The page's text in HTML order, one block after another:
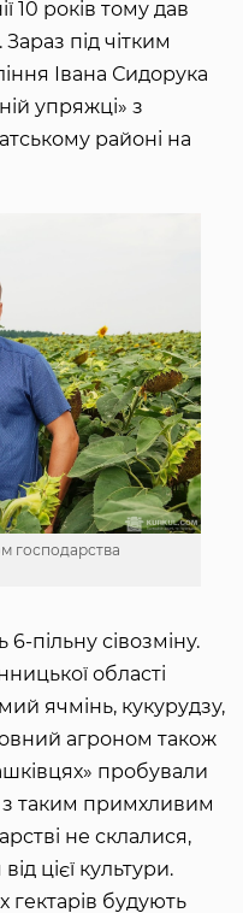
10 років тому дав
Зараз під чітким
Івана Сидорука
упряжці» з
районі на
господарства
пільну сівозміну.
області
ячмінь, кукурудзу,
агроном також
пробували
таким примхливим
не склалися,
цієї культури.
гектарів будують